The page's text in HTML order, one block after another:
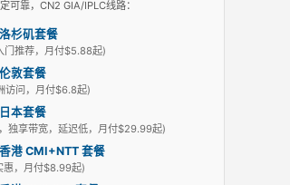
可靠，CN2 GIA/IPLC线路：
杉矶套餐
门推荐，月付$5.88起)
敦套餐
访问，月付$6.8起)
本套餐
独享带宽，延迟低，月付$29.99起)
港 CMI+NTT 套餐
惠，月付$8.99起)